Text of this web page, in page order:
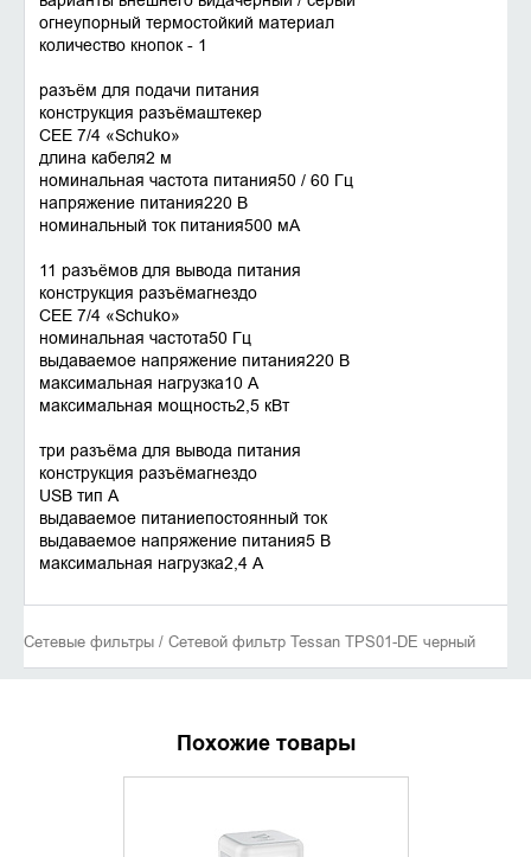
огнеупорный термостойкий материал
количество кнопок - 1
разъём для подачи питания
конструкция разъёмаштекер
CEE 7/4 «Schuko»
длина кабеля2 м
номинальная частота питания50 / 60 Гц
напряжение питания220 В
номинальный ток питания500 мА
11 разъёмов для вывода питания
конструкция разъёмагнездо
CEE 7/4 «Schuko»
номинальная частота50 Гц
выдаваемое напряжение питания220 В
максимальная нагрузка10 А
максимальная мощность2,5 кВт
три разъёма для вывода питания
конструкция разъёмагнездо
USB тип A
выдаваемое питаниепостоянный ток
выдаваемое напряжение питания5 В
максимальная нагрузка2,4 А
Сетевые фильтры / Сетевой фильтр Tessan TPS01-DE черный
Похожие товары
УТОЧНИТЬ НАЛИЧИЕ